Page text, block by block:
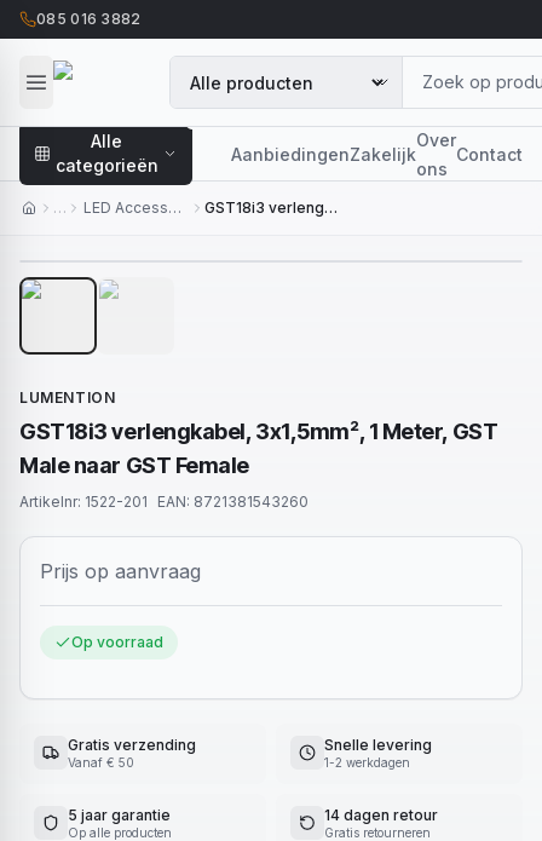
085 016 3882
Alle
categorieën
AanbiedingenZakelijk
Over
ons
Contact
… LED Accessoires
GST18i3 verlengkabel, 3x1,5mm², 1 Meter, GST Male naar GST Female
LUMENTION
GST18i3 verlengkabel, 3x1,5mm², 1 Meter, GST
Male naar GST Female
Artikelnr: 1522-201 EAN: 8721381543260
Prijs op aanvraag
Op voorraad
Gratis verzending
Vanaf € 50
Snelle levering
1-2 werkdagen
5 jaar garantie
Op alle producten
14 dagen retour
Gratis retourneren